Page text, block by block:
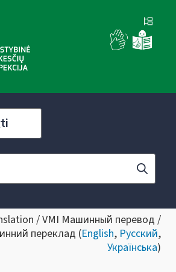
/ VMI Машинный перевод /
переклад (English, Русский,
Українська)